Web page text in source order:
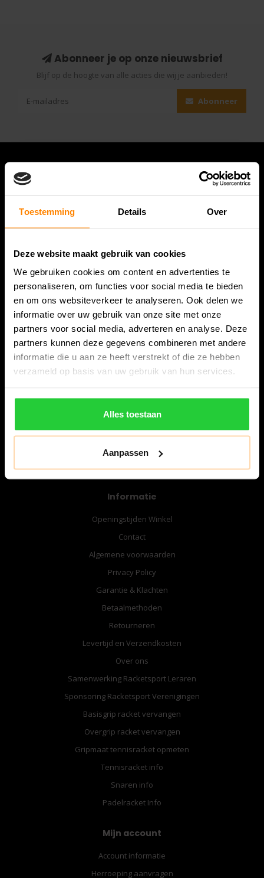
Toestemming Details Over
Deze website maakt gebruik van cookies
We gebruiken cookies om content en advertenties te
personaliseren, om functies voor social media te bieden
en om ons websiteverkeer te analyseren. Ook delen we
informatie over uw gebruik van onze site met onze
partners voor social media, adverteren en analyse. Deze
partners kunnen deze gegevens combineren met andere
informatie die u aan ze heeft verstrekt of die ze hebben
verzameld op basis van uw gebruik van hun services.
Alles toestaan
Aanpassen
Abonneer je op onze nieuwsbrief
Blijf op de hoogte van alle acties die wij je aanbieden!
Abonneer
Bespanracket.nl is dé racketspecialist van Lelystad en
omstreken.
Snijdersstraat 6
8224 AA Lelystad
Nederland
06-57276080
info@bespanracket.nl
Informatie
Openingstijden Winkel
Contact
Algemene voorwaarden
Privacy Policy
Garantie & Klachten
Betaalmethoden
Retourneren
Levertijd en Verzendkosten
Over ons
Samenwerking Racketsport Leraren
Sponsoring Racketsport Verenigingen
Basisgrip racket vervangen
Overgrip racket vervangen
Gripmaat tennisracket opmeten
Tennisracket info
Snaren info
Padelracket Info
Mijn account
Account informatie
Herroeping aanvragen